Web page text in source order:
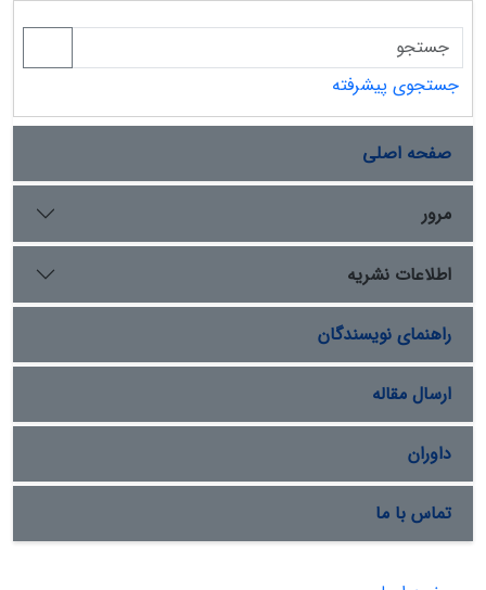
جستجوی پیشرفته
صفحه اصلی
مرور
اطلاعات نشریه
راهنمای نویسندگان
ارسال مقاله
داوران
تماس با ما